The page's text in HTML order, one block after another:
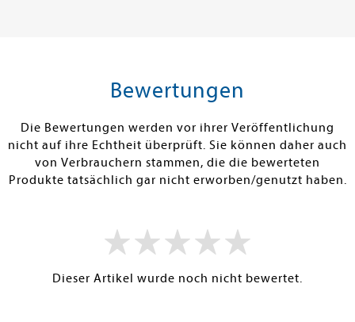
Warenkorb
Bewertungen
Die Bewertungen werden vor ihrer Veröffentlichung
nicht auf ihre Echtheit überprüft. Sie können daher auch
von Verbrauchern stammen, die die bewerteten
Produkte tatsächlich gar nicht erworben/genutzt haben.
Dieser Artikel wurde noch nicht bewertet.